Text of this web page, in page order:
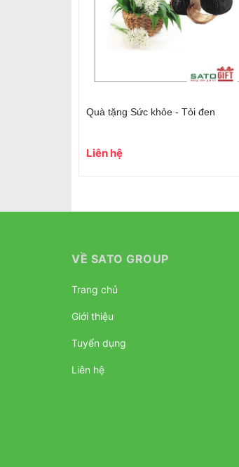
Quà tặng Sức khỏe - Tỏi đen
Liên hệ
VỀ SATO GROUP
Trang chủ
Giới thiệu
Tuyển dụng
Liên hệ